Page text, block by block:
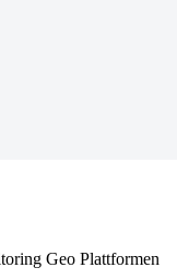
Geo Plattformen